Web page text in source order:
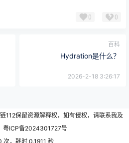
0 0
百科
Hydration是什么？
2026-2-18 3:26:17
112保留资源解释权，如有侵权，请联系我及
粤ICP备2024301727号
次，耗时 0.1911 秒